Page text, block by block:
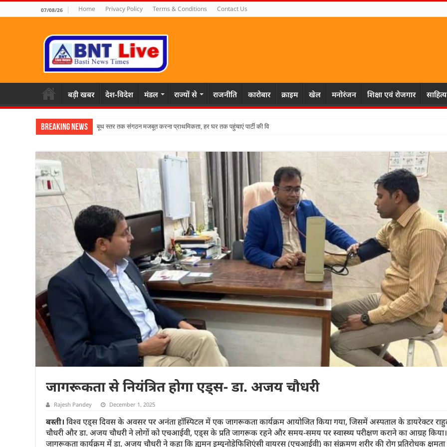
07/08/26 Home Privacy Policy Terms & Conditions Contact Us
बड़ी खबर देश-विदेश मंडल राज्यों से राजनीति कारोबार क्राइम खेल मनोरंजन शिक्षा एवं रोजगार साहित्य
Breaking News पहल संस्थ
जागरूकता से नियंत्रित होगा एड्स- डा. अजय चौधरी
Rajesh Pandey December 1, 2025
बस्ती। विश्व एड्स दिवस के अवसर पर अनंता हॉस्पिटल में एक जागरूकता कार्यक्रम आयोजित किया गया, जिसमें अस्पताल के डायरेक्टर
चौधरी और डा. अजय चौधरी ने लोगों को एचआईवी, एड्स के प्रति जागरूक रहने और समय-समय पर स्वास्थ्य परीक्षण कराने का आग्रह किया।
जागरूकता कार्यक्रम में डा. अजय चौधरी ने कहा कि ह्यूमन इम्यूनोडेफिशिएंसी वायरस (एचआईवी) का संक्रमण शरीर की रोग प्रतिरोधक क्षमता